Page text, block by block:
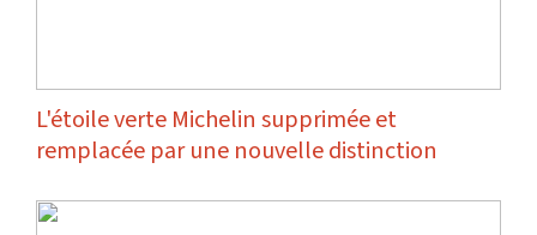
L'étoile verte Michelin supprimée et
remplacée par une nouvelle distinction